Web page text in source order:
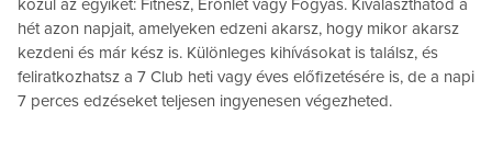
közül az egyiket: Fitnesz, Erőnlét vagy Fogyás. Kiválaszthatod a
hét azon napjait, amelyeken edzeni akarsz, hogy mikor akarsz
kezdeni és már kész is. Különleges kihívásokat is találsz, és
feliratkozhatsz a 7 Club heti vagy éves előfizetésére is, de a napi
7 perces edzéseket teljesen ingyenesen végezheted.